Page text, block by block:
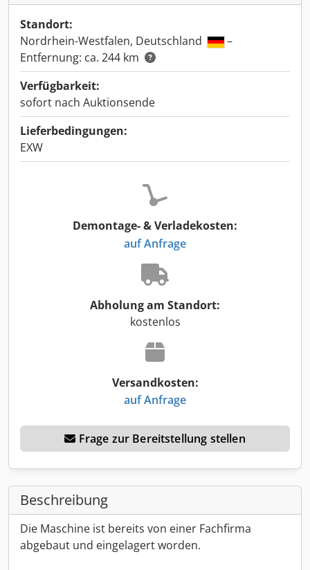
Standort:
Nordrhein-Westfalen, Deutschland
–
Entfernung: ca. 244 km
Verfügbarkeit:
sofort nach Auktionsende
Lieferbedingungen:
EXW
Demontage- & Verladekosten:
auf Anfrage
Abholung am Standort:
kostenlos
Versandkosten:
auf Anfrage
Frage zur Bereitstellung stellen
Beschreibung
Die Maschine ist bereits von einer Fachfirma
abgebaut und eingelagert worden.